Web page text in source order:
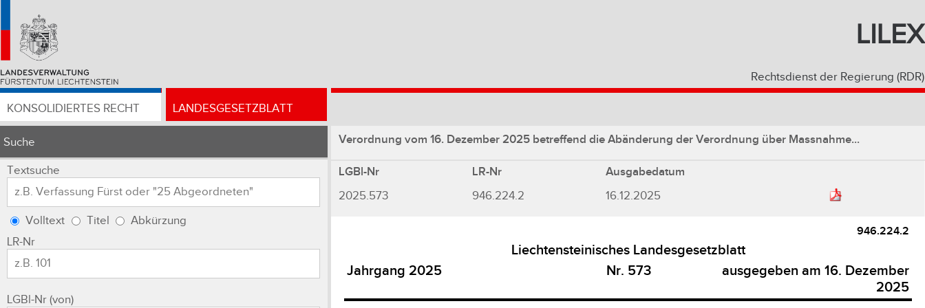
LILEX
Rechtsdienst der Regierung (RDR)
KONSOLIDIERTES RECHT LANDESGESETZBLATT
Suche
Textsuche
Volltext Titel
Abkürzung
LR-Nr
LGBl-Nr (von)
Verordnung vom 16. Dezember 2025 betreffend die Abänderung der Verordnung über Massnahme...
LGBl-Nr LR-Nr Ausgabedatum
2025.573 946.224.2 16.12.2025